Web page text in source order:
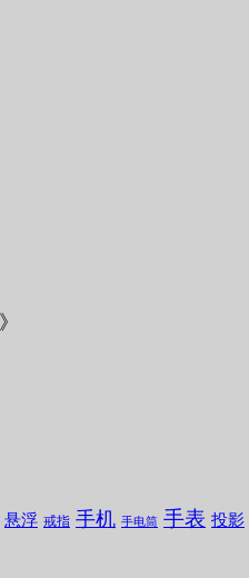
》
悬浮 戒指 手机 手电筒 手表 投影